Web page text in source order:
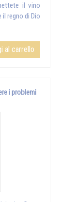
il vino
regno di Dio
al carrello
i problemi